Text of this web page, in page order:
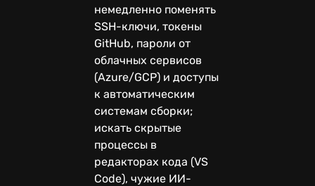
немедленно поменять
SSH-ключи, токены
GitHub, пароли от
облачных сервисов
(Azure/GCP) и доступы
к автоматическим
системам сборки;
искать скрытые
процессы в
редакторах кода (VS
Code), чужие ИИ-